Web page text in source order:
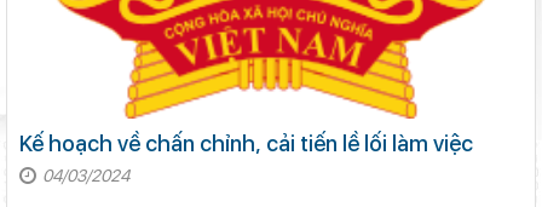
Kế hoạch về chấn chỉnh, cải tiến lề lối làm việc
04/03/2024